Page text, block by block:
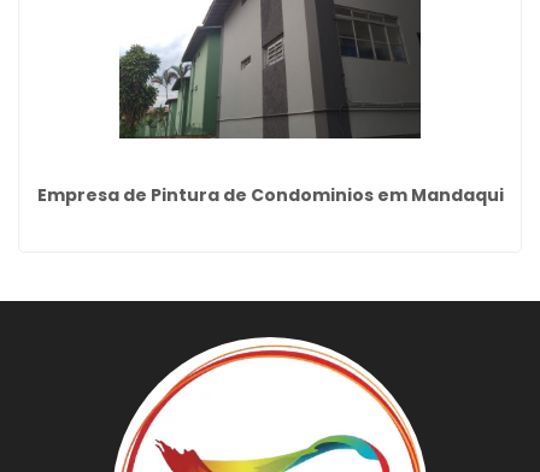
Empresa de Pintura de Condominios em Mandaqui